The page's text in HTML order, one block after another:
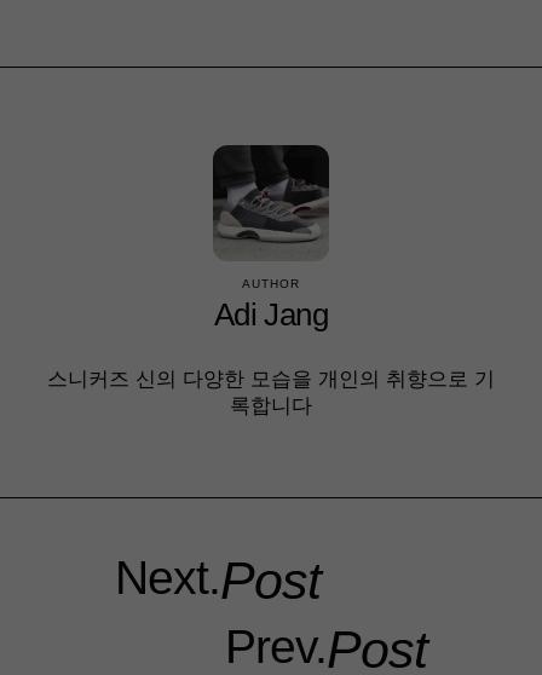
AUTHOR
Adi Jang
스니커즈 신의 다양한 모습을 개인의 취향으로 기
록합니다
Next.Post
Prev.Post